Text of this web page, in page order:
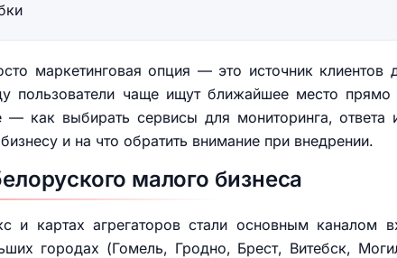
маркетинговая опция — это источник клиентов
пользователи чаще ищут ближайшее место
как выбирать сервисы для мониторинга, ответа
и на что обратить внимание при внедрении.
малого бизнеса
и картах агрегаторов стали основным каналом
городах (Гомель, Гродно, Брест, Витебск,